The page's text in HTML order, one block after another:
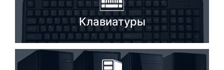
Видеоконференцсвязь
Digital Signage
Видеонаблюдение
Клавиатуры